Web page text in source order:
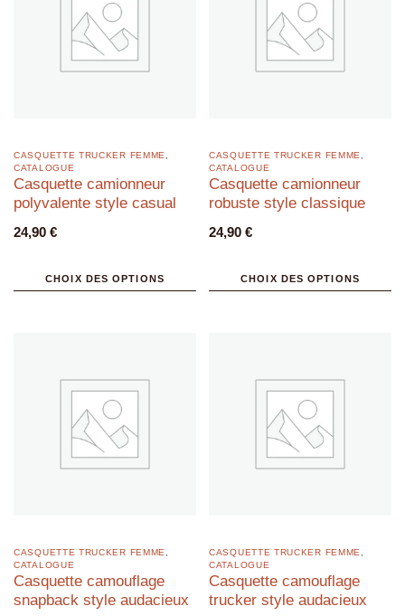
CASQUETTE TRUCKER FEMME
CATALOGUE
Casquette camionneur
polyvalente style casual
24,90 €
CHOIX DES OPTIONS
CASQUETTE TRUCKER FEMME
CATALOGUE
Casquette camionneur
robuste style classique
24,90 €
CHOIX DES OPTIONS
CASQUETTE TRUCKER FEMME
CATALOGUE
Casquette camouflage
snapback style audacieux
CASQUETTE TRUCKER FEMME
CATALOGUE
Casquette camouflage
trucker style audacieux